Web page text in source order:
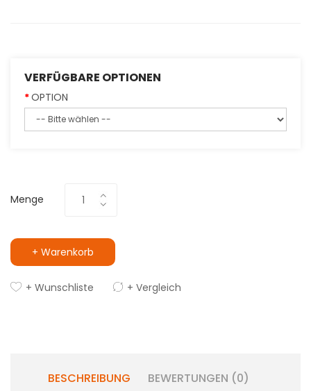
VERFÜGBARE OPTIONEN
OPTION
Menge
+ Warenkorb
+ Wunschliste + Vergleich
BESCHREIBUNG BEWERTUNGEN (0)